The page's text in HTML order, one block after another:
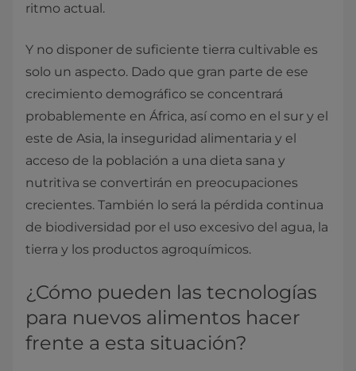
ritmo actual.
Y no disponer de suficiente tierra cultivable es
solo un aspecto. Dado que gran parte de ese
crecimiento demográfico se concentrará
probablemente en África, así como en el sur y el
este de Asia, la inseguridad alimentaria y el
acceso de la población a una dieta sana y
nutritiva se convertirán en preocupaciones
crecientes. También lo será la pérdida continua
de biodiversidad por el uso excesivo del agua, la
tierra y los productos agroquímicos.
¿Cómo pueden las tecnologías
para nuevos alimentos hacer
frente a esta situación?